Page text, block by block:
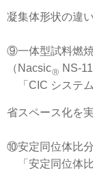
凝集体形状の違
⑨一体型試料燃
（NacsicⓇ
NS-
「CIC システム
省スペース化を
⑩安定同位体比
「安定同位体比